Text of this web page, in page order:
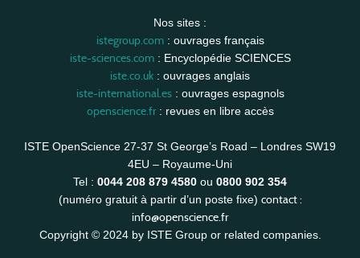
Nos sites :
istegroup.com: ouvrages français
iste-sciences.com: Encyclopédie SCIENCES
iste.co.uk : ouvrages anglais
iste-international.es: ouvrages espagnols
openscience.fr: revues en libre accès
ISTE OpenScience 27-37 St George’s Road – Londres SW19
4EU – Royaume-Uni
Tel : 0044 208 879 4580 ou 0800 902 354
(numéro gratuit à partir d’un poste fixe) contact :
info@openscience.fr
Copyright © 2024 by ISTE Group or related companies.